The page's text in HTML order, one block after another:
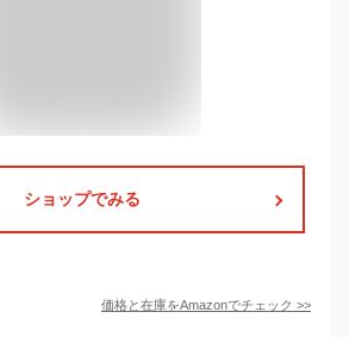
ショップでみる
価格と在庫をAmazonでチェック >>